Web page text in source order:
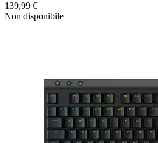
139,99 €
Non disponibile